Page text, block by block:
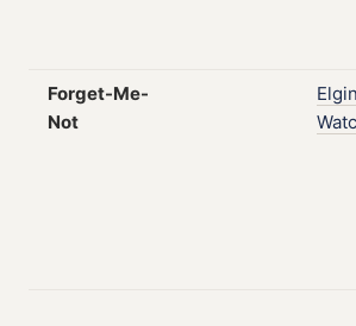
Forget-Me-
Not
Elgin